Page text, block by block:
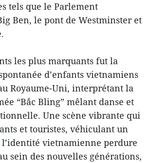
tels que le Parlement
Ben, le pont de Westminster et
les plus marquants fut la
d’enfants vietnamiens
Royaume-Uni, interprétant la
“Bắc Bling” mêlant danse et
Une scène vibrante qui
et touristes, véhiculant un
l’identité vietnamienne perdure
sein des nouvelles générations,